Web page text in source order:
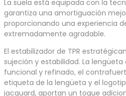
La suela está equipada con la
garantiza una amortiguación
proporcionando una experiencia
extremadamente agradable.
El estabilizador de TPR
sujeción y estabilidad. La
funcional y refinado, el
etiqueta de la lengüeta y el
jacquard, aportan un toque